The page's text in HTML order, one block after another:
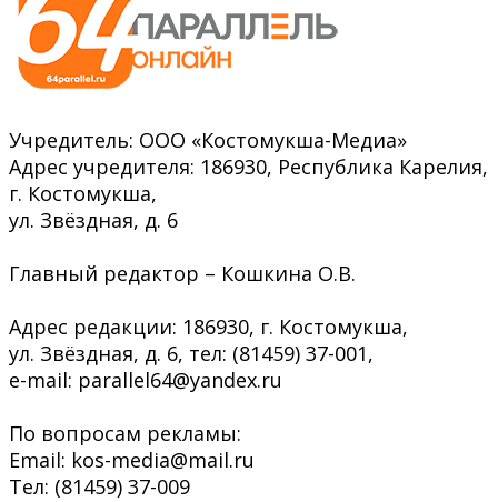
Учредитель: ООО «Костомукша-Медиа»
Адрес учредителя: 186930, Республика Карелия,
г. Костомукша,
ул. Звёздная, д. 6
Главный редактор – Кошкина О.В.
Адрес редакции: 186930, г. Костомукша,
ул. Звёздная, д. 6, тел: (81459) 37-001,
e-mail: parallel64@yandex.ru
По вопросам рекламы:
Email: kos-media@mail.ru
Тел: (81459) 37-009